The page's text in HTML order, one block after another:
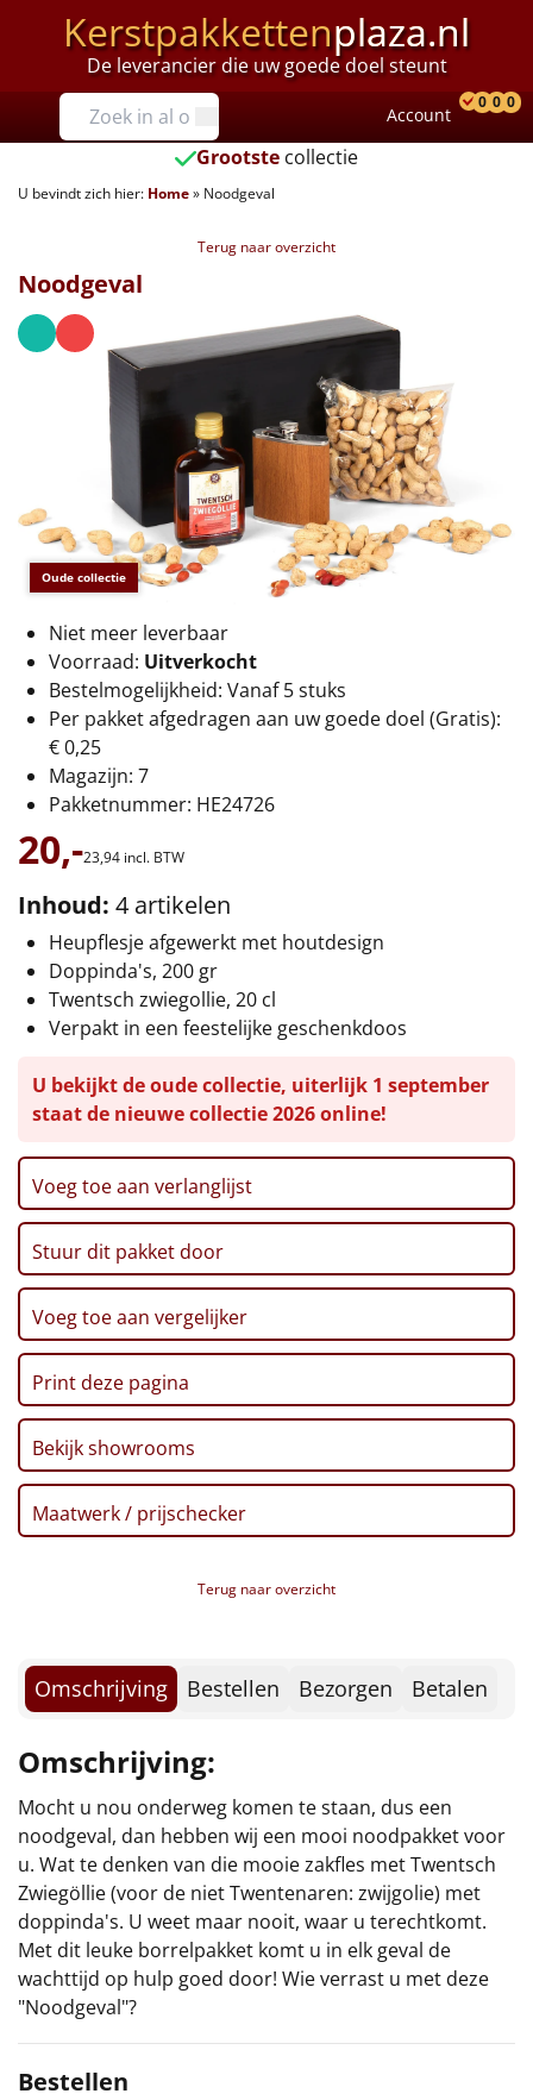
Kerstpakkettenplaza.nl
De leverancier die uw goede doel steunt
Prijzen
Tot €25
€25 tot €35
€40 tot €45
€45 tot €50
€50 tot €55
€55 tot €75
€75 tot €100
€100 en hoger
Alle kerstpakketten 2026
Thema
Origineel
Rituals
Luxe
Mannen
Vrouwen
Duurzaam
Leuke
Goedkope
Uniek
Alle thema's
Artikel
Hitster NIEUW
Pizzarette
Tas
Warmtekussen
Noodradio NIEUW
Deken (fleece plaid)
Alle artikelen
Overige
Ideeën
Account
0 0 0
Grootste collectie
U bevindt zich hier: Home» Noodgeval
Terug naar overzicht
Oude collectie
Noodgeval
Niet meer leverbaar
Voorraad: Uitverkocht
Bestelmogelijkheid: Vanaf 5 stuks
Per pakket afgedragen aan uw goede doel (Gratis):
€ 0,25
Magazijn: 7
Pakketnummer: HE24726
20,-23,94 incl. BTW
Inhoud: 4 artikelen
Heupflesje afgewerkt met houtdesign
Doppinda's, 200 gr
Twentsch zwiegollie, 20 cl
Verpakt in een feestelijke geschenkdoos
U bekijkt de oude collectie, uiterlijk 1 september
staat de nieuwe collectie 2026 online!
Voeg toe aan verlanglijst
Stuur dit pakket door
Voeg toe aan vergelijker
Print deze pagina
Bekijk showrooms
Maatwerk / prijschecker
Terug naar overzicht
Omschrijving Bestellen Bezorgen Betalen
Omschrijving:
Mocht u nou onderweg komen te staan, dus een
noodgeval, dan hebben wij een mooi noodpakket voor
u. Wat te denken van die mooie zakfles met Twentsch
Zwiegöllie (voor de niet Twentenaren: zwijgolie) met
doppinda's. U weet maar nooit, waar u terechtkomt.
Met dit leuke borrelpakket komt u in elk geval de
wachttijd op hulp goed door! Wie verrast u met deze
"Noodgeval"?
Bestellen